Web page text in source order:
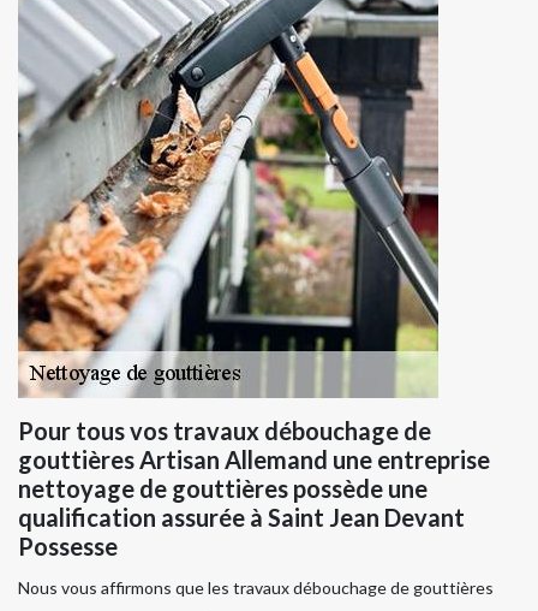
Pour tous vos travaux débouchage de
gouttières Artisan Allemand une entreprise
nettoyage de gouttières possède une
qualification assurée à Saint Jean Devant
Possesse
Nous vous affirmons que les travaux débouchage de gouttières